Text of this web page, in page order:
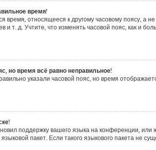
время!
время, относящееся к другому часовому поясу, а
и т. д. Учтите, что изменять часовой пояс, как и
но время всё равно неправильное!
указали часовой пояс, но время
поддержку вашего языка на конференции,
пакет. Если такого языкового пакета не